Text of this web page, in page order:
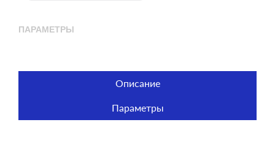
Описание
Параметры
ПАРАМЕТРЫ